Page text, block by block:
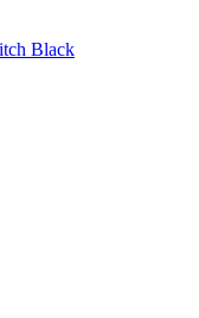
Black